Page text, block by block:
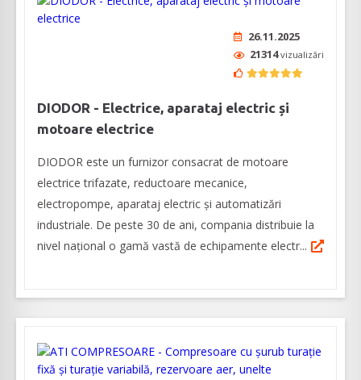
26.11.2025
21314vizualizări
DIODOR - Electrice, aparataj electric și
motoare electrice
DIODOR este un furnizor consacrat de motoare
electrice trifazate, reductoare mecanice,
electropompe, aparataj electric și automatizări
industriale. De peste 30 de ani, compania distribuie la
nivel național o gamă vastă de echipamente electr...